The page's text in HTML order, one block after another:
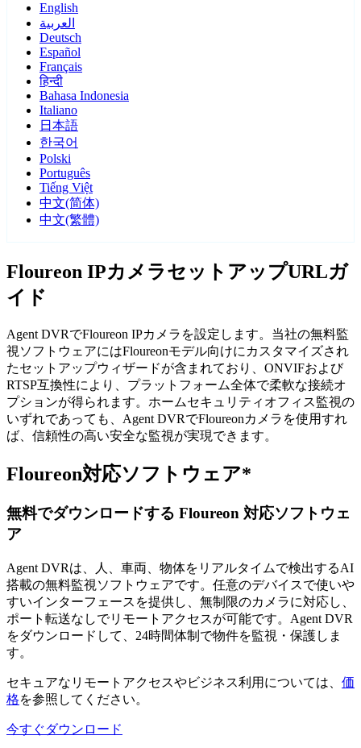
English
العربية
Deutsch
Español
Français
हिन्दी
Bahasa Indonesia
Italiano
日本語
한국어
Polski
Português
Tiếng Việt
中文(简体)
中文(繁體)
Floureon IPカメラセットアップURLガ
イド
Agent DVRでFloureon IPカメラを設定します。当社の無料監
視ソフトウェアにはFloureonモデル向けにカスタマイズされ
たセットアップウィザードが含まれており、ONVIFおよび
RTSP互換性により、プラットフォーム全体で柔軟な接続オ
プションが得られます。ホームセキュリティオフィス監視の
いずれであっても、Agent DVRでFloureonカメラを使用すれ
ば、信頼性の高い安全な監視が実現できます。
Floureon対応ソフトウェア*
無料でダウンロードする Floureon 対応ソフトウェ
ア
Agent DVRは、人、車両、物体をリアルタイムで検出するAI
搭載の無料監視ソフトウェアです。任意のデバイスで使いや
すいインターフェースを提供し、無制限のカメラに対応し、
ポート転送なしでリモートアクセスが可能です。Agent DVR
をダウンロードして、24時間体制で物件を監視・保護しま
す。
セキュアなリモートアクセスやビジネス利用については、 価
格を参照してください。
今すぐダウンロード